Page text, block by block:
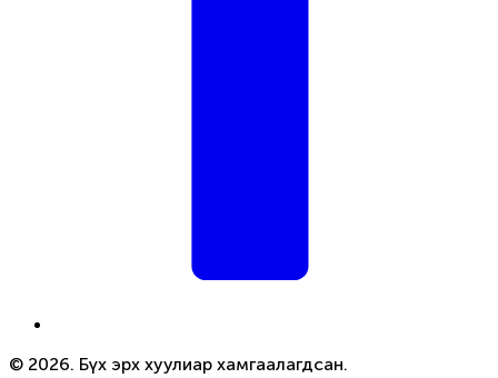
© 2026. Бүх эрх хуулиар хамгаалагдсан.